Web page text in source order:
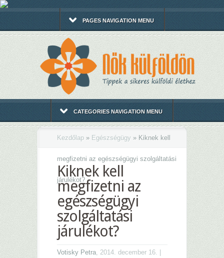
PAGES NAVIGATION MENU
CATEGORIES NAVIGATION MENU
Kezdőlap » Egészségügy » Kiknek kell
megfizetni az egészségügyi szolgáltatási
járulékot?
Kiknek kell
megfizetni az
egészségügyi
szolgáltatási
járulékot?
Votisky Petra, 2014. december 16. |